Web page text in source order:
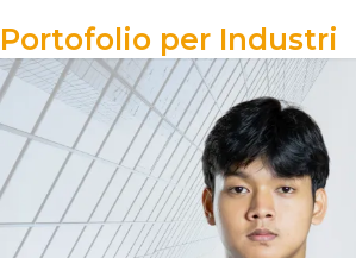
Portofolio per Industri